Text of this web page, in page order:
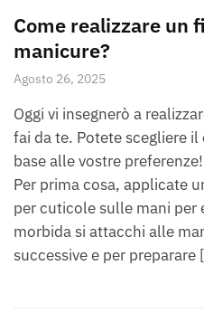
Come realizzare un
manicure?
Agosto 26, 2025
Oggi vi insegnerò a
fai da te. Potete scegliere
base alle vostre
Per prima cosa, applicate
per cuticole sulle mani per
morbida si attacchi alle
successive e per preparare